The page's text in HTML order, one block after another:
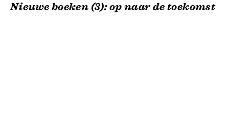
Nieuwe boeken (3): op naar de toekomst